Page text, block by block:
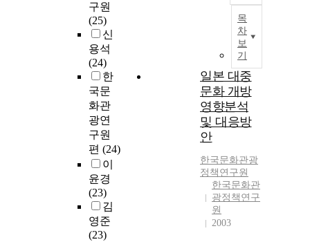
구원
(25)
신
용석
(24)
한
국문
화관
광연
구원
편 (24)
이
윤경
(23)
김
영준
(23)
목
차
보
기
일본 대중
문화 개방
영향분석
및 대응방
안
한국문화관광
정책연구원
한국문화관
광정책연구
원
2003